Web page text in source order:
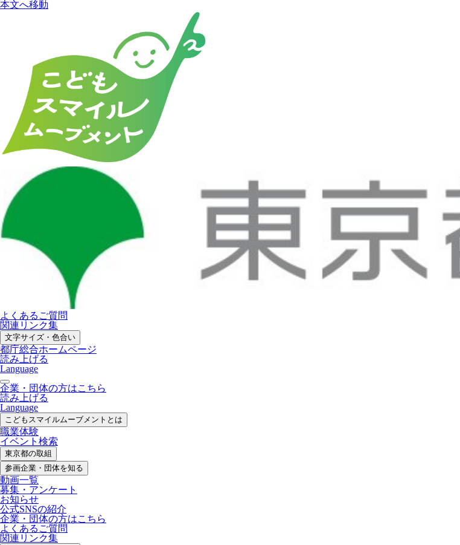
本文へ移動
よくあるご質問
関連リンク集
文字サイズ・色合い
都庁総合ホームページ
読み上げる
Language
企業・団体の方はこちら
読み上げる
Language
こどもスマイルムーブメントとは
職業体験
イベント検索
東京都の取組
参画企業・ 団体を知る
動画一覧
募集・ アンケート
お知らせ
公式SNSの紹介
企業・団体の方はこちら
よくあるご質問
関連リンク集